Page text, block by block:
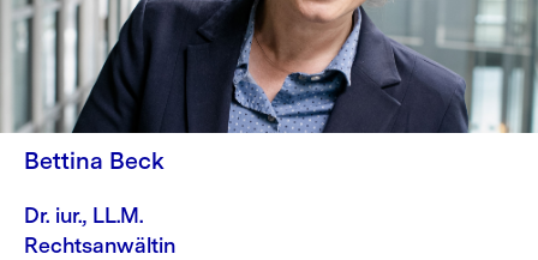
Bettina Beck
Dr. iur., LL.M.
Rechtsanwältin